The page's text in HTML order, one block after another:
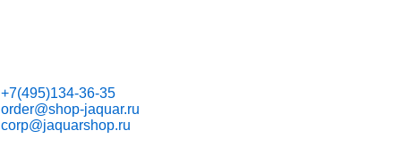
+7(495)134-36-35
order@shop-jaquar.ru
corp@jaquarshop.ru